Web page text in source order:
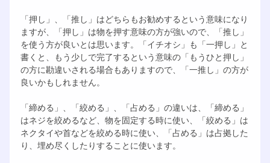
「押し」、「推し」はどちらもお勧めするという意味になり
ますが、「押し」は物を押す意味の方が強いので、「推し」
を使う方が良いとは思います。「イチオシ」も「一押し」と
書くと、もう少しで完了するという意味の「もうひと押し」
の方に勘違いされる場合もありますので、「一推し」の方が
良いかもしれません。
「締める」、「絞める」、「占める」の違いは、「締める」
はネジを絞めるなど、物を固定する時に使い、「絞める」は
ネクタイや首などを絞める時に使い、「占める」は占拠した
り、埋め尽くしたりすることに使います。